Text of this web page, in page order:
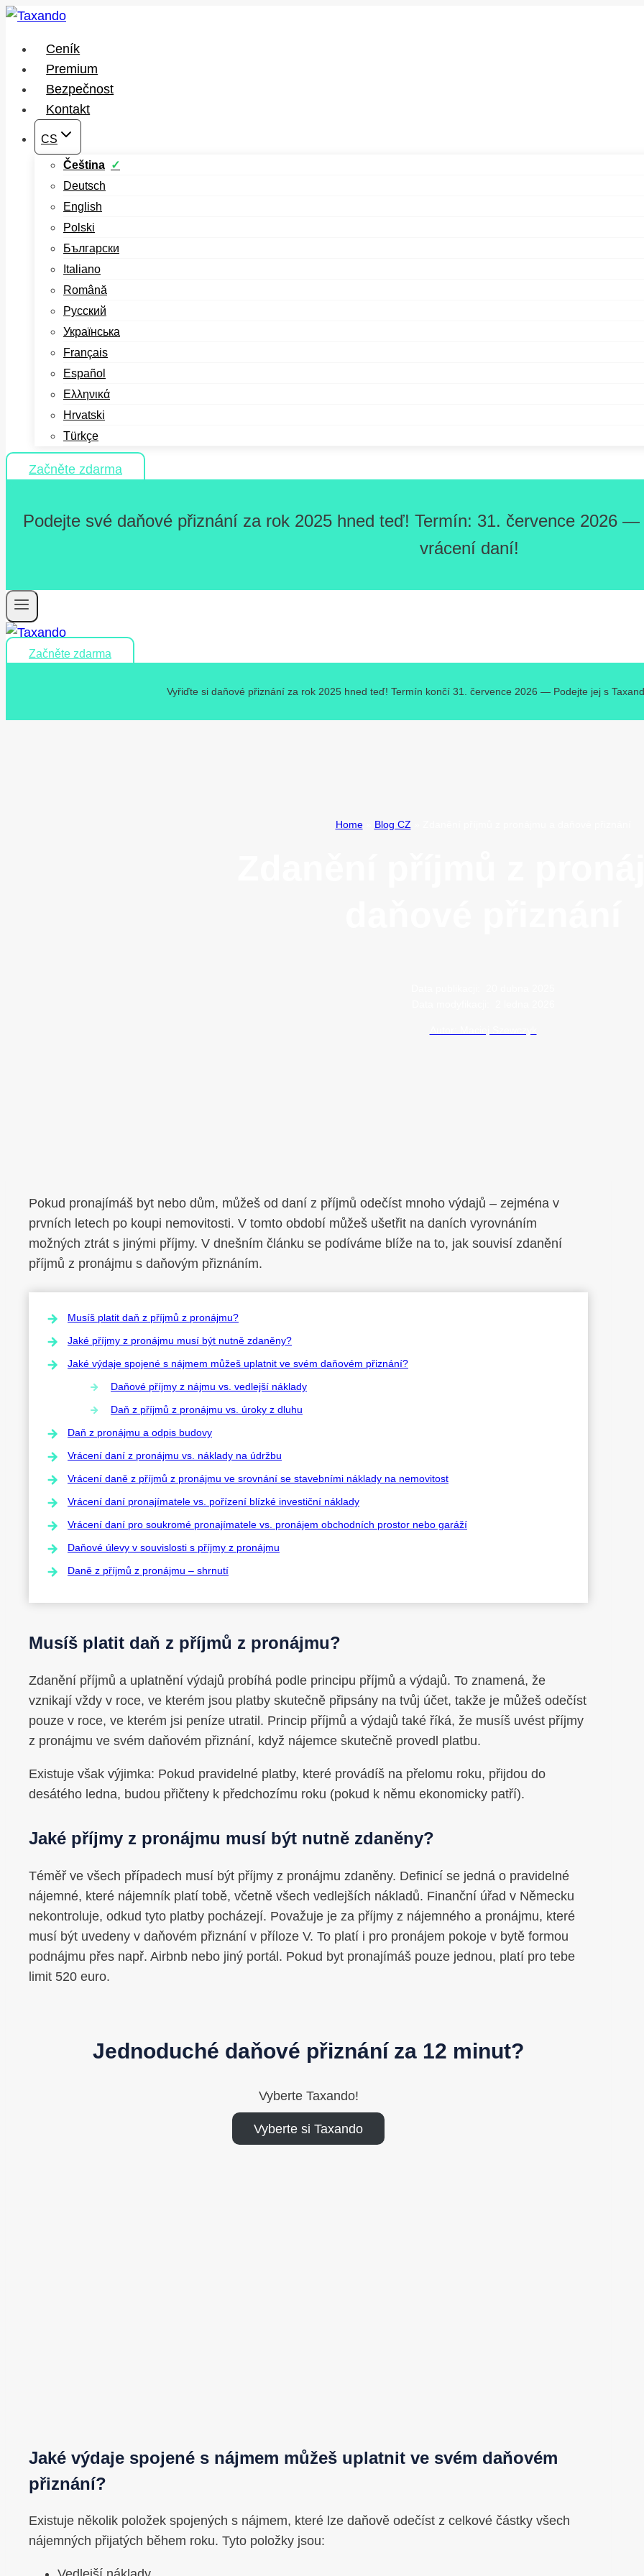
Přeskočit
obsah
Ceník
Premium
Bezpečnost
Kontakt
CS
Čeština
Deutsch
English
Polski
Български
Italiano
Română
Русский
Українська
Français
Español
Ελληνικά
Hrvatski
Türkçe
Začněte zdarma
Podejte své daňové přiznání za rok 2025 hned teď! Termín: 31. července 2026
vrácení daní!
Začněte zdarma
Vyřiďte si daňové přiznání za rok 2025 hned teď! Termín končí 31. července 2026 — Podejte jej s
Home» Blog CZ
Pokud pronajímáš byt nebo dům, můžeš od daní z příjmů odečíst mnoho výdajů – zejména v
prvních letech po koupi nemovitosti. V tomto období můžeš ušetřit na daních vyrovnáním
možných ztrát s jinými příjmy. V dnešním článku se podíváme blíže na to, jak souvisí zdanění
příjmů z pronájmu s daňovým přiznáním.
Musíš platit daň z příjmů z pronájmu?
Jaké příjmy z pronájmu musí být nutně zdaněny?
Jaké výdaje spojené s nájmem můžeš uplatnit ve svém daňovém přiznání?
Daňové příjmy z nájmu vs. vedlejší náklady
Daň z příjmů z pronájmu vs. úroky z dluhu
Daň z pronájmu a odpis budovy
Vrácení daní z pronájmu vs. náklady na údržbu
Vrácení daně z příjmů z pronájmu ve srovnání se stavebními náklady na nemovitost
Vrácení daní pronajímatele vs. pořízení blízké investiční náklady
Vrácení daní pro soukromé pronajímatele vs. pronájem obchodních prostor nebo garáží
Daňové úlevy v souvislosti s příjmy z pronájmu
Daně z příjmů z pronájmu – shrnutí
Musíš platit daň z příjmů z pronájmu?
Zdanění příjmů a uplatnění výdajů probíhá podle principu příjmů a výdajů. To znamená, že
vznikají vždy v roce, ve kterém jsou platby skutečně připsány na tvůj účet, takže je můžeš odečíst
pouze v roce, ve kterém jsi peníze utratil. Princip příjmů a výdajů také říká, že musíš uvést příjmy
z pronájmu ve svém daňovém přiznání, když nájemce skutečně provedl platbu.
Existuje však výjimka: Pokud pravidelné platby, které provádíš na přelomu roku, přijdou do
desátého ledna, budou přičteny k předchozímu roku (pokud k němu ekonomicky patří).
Jaké příjmy z pronájmu musí být nutně zdaněny?
Téměř ve všech případech musí být příjmy z pronájmu zdaněny. Definicí se jedná o pravidelné
nájemné, které nájemník platí tobě, včetně všech vedlejších nákladů. Finanční úřad v Německu
nekontroluje, odkud tyto platby pocházejí. Považuje je za příjmy z nájemného a pronájmu, které
musí být uvedeny v daňovém přiznání v příloze V. To platí i pro pronájem pokoje v bytě formou
podnájmu přes např. Airbnb nebo jiný portál. Pokud byt pronajímáš pouze jednou, platí pro tebe
limit 520 euro.
Jednoduché daňové přiznání za 12 minut?
Vyberte Taxando!
Vyberte si Taxando
Jaké výdaje spojené s nájmem můžeš uplatnit ve svém daňovém
přiznání?
Existuje několik položek spojených s nájmem, které lze daňově odečíst z celkové částky všech
nájemných přijatých během roku. Tyto položky jsou: